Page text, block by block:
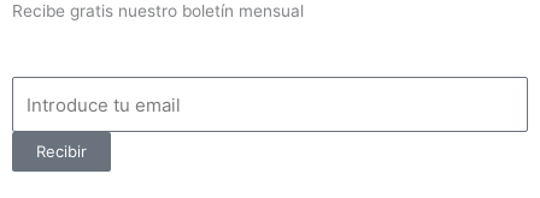
Recibe gratis nuestro boletín mensual
Recibir